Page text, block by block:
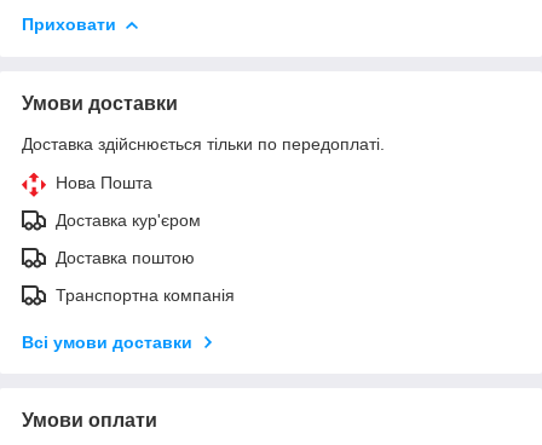
Приховати
Умови доставки
Доставка здійснюється тільки по передоплаті.
Нова Пошта
Доставка кур'єром
Доставка поштою
Транспортна компанія
Всі умови доставки
Умови оплати